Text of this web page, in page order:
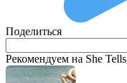
Поделиться
Рекомендуем на She Tells